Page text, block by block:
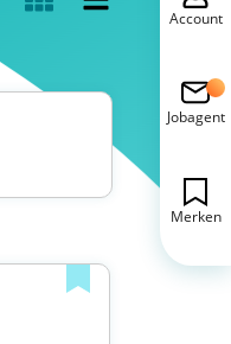
Account
Jobagent
Merken